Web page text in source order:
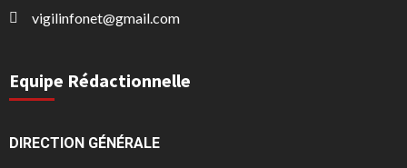
vigilinfonet@gmail.com
Equipe Rédactionnelle
DIRECTION GÉNÉRALE